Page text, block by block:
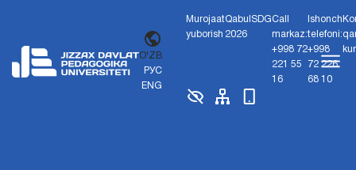
O'ZB
РУС
ENG
Murojaat
yuborish
Qabul
2026
SDGCall
markaz:
+998 72
221 55
16
Ishonch
telefoni:
+998
72 226
68 10